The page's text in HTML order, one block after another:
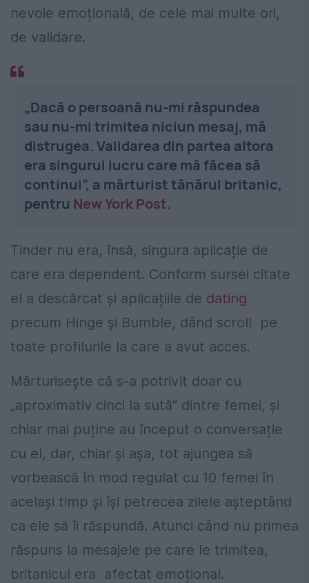
nevoie emoțională, de cele mai multe ori,
de validare.
„Dacă o persoană nu-mi răspundea
sau nu-mi trimitea niciun mesaj, mă
distrugea. Validarea din partea altora
era singurul lucru care mă făcea să
continui”, a mărturist tânărul britanic,
pentru New York Post.
Tinder nu era, însă, singura aplicație de
care era dependent. Conform sursei citate
el a descărcat și aplicațiile de dating
precum Hinge și Bumble, dând scroll pe
toate profilurile la care a avut acces.
Mărturisește că s-a potrivit doar cu
„aproximativ cinci la sută” dintre femei, și
chiar mai puține au început o conversație
cu el, dar, chiar și așa, tot ajungea să
vorbească în mod regulat cu 10 femei în
același timp și își petrecea zilele așteptând
ca ele să îi răspundă. Atunci când nu primea
răspuns la mesajele pe care le trimitea,
britanicul era afectat emoțional.